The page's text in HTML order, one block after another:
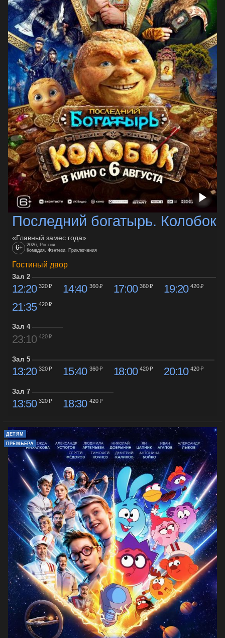
Последний богатырь. Колобок
«Главный замес года»
6+
2026, Россия
Комедия, Фэнтези, Приключения
Гостиный двор
Зал 2
12:20 320 ₽ 14:40 360 ₽ 17:00 360 ₽ 19:20 420 ₽
21:35 420 ₽
Зал 4
23:10 420 ₽
Зал 5
13:20 320 ₽ 15:40 360 ₽ 18:00 420 ₽ 20:10 420 ₽
Зал 7
13:50 320 ₽ 18:30 420 ₽
ДЕТЯМ
ПРЕМЬЕРА